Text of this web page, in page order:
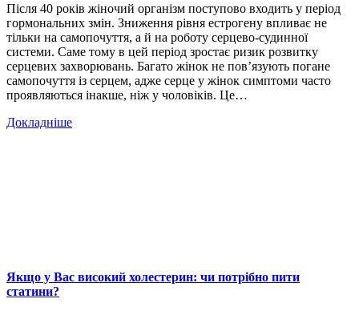
Після 40 років жіночий організм поступово входить у період
гормональних змін. Зниження рівня естрогену впливає не
тільки на самопочуття, а й на роботу серцево-судинної
системи. Саме тому в цей період зростає ризик розвитку
серцевих захворювань. Багато жінок не пов’язують погане
самопочуття із серцем, адже серце у жінок симптоми часто
проявляються інакше, ніж у чоловіків. Це…
Докладніше
Якщо у Вас високий холестерин: чи потрібно пити
статини?